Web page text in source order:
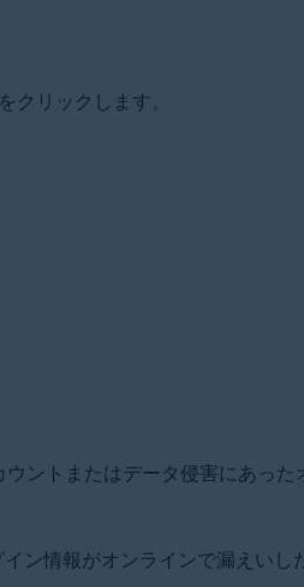
クリックします。
ントまたはデータ侵害にあっ
イン情報がオンラインで漏えい